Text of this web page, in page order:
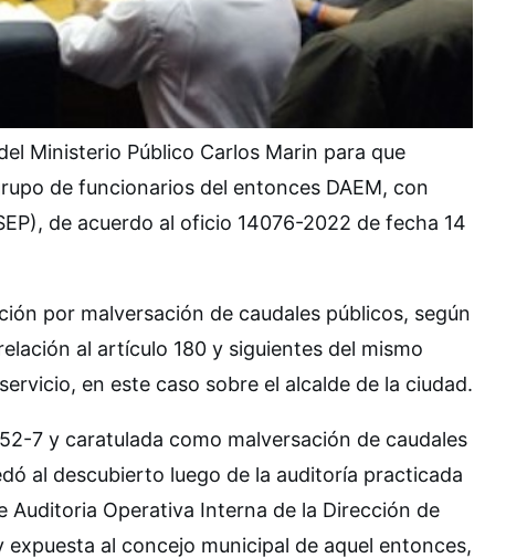
Ministerio Público Carlos Marin para que
de funcionarios del entonces DAEM, con
de acuerdo al oficio 14076-2022 de fecha 14
por malversación de caudales públicos, según
al artículo 180 y siguientes del mismo
en este caso sobre el alcalde de la ciudad.
7 y caratulada como malversación de caudales
al descubierto luego de la auditoría practicada
Auditoria Operativa Interna de la Dirección de
al concejo municipal de aquel entonces,